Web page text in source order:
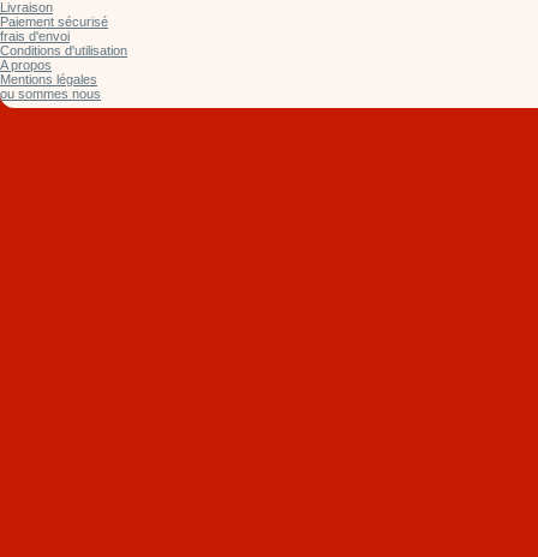
Livraison
Paiement sécurisé
frais d'envoi
Conditions d'utilisation
A propos
Mentions légales
ou sommes nous